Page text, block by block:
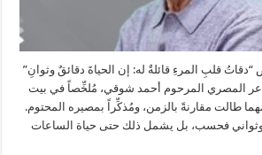
قلبِ المرءِ قائلةٌ له: إن الحياةَ دقائقٌ وثوانِ”
المصري المرحوم أحمد شوقي، مُلخِّصاً في بيت
طالت مقارنةً بالزمن، ومُذكِّراً بمصيره المحتوم.
وثواني فحسب، بل يشمل ذلك حتى حياة الساعات